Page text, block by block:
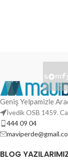
Geniş Yelpamizle
İvedik OSB 1459.
444 09 04
BLOG